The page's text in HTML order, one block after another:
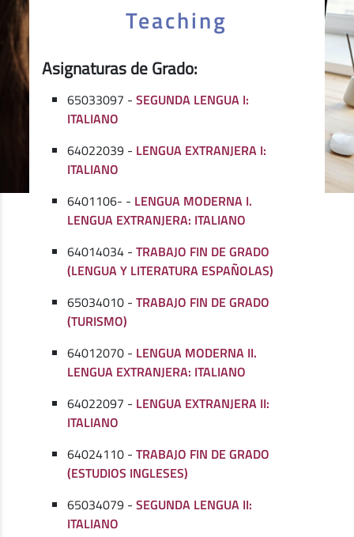
Teaching
Asignaturas de Grado:
65033097 -SEGUNDA LENGUA I:
ITALIANO
64022039 - LENGUA EXTRANJERA I:
ITALIANO
6401106- - LENGUA MODERNA I.
LENGUA EXTRANJERA: ITALIANO
64014034 -TRABAJO FIN DE GRADO
(LENGUA Y LITERATURA ESPAÑOLAS)
65034010 -TRABAJO FIN DE GRADO
(TURISMO)
64012070 - LENGUA MODERNA II.
LENGUA EXTRANJERA: ITALIANO
64022097 - LENGUA EXTRANJERA II:
ITALIANO
64024110 -TRABAJO FIN DE GRADO
(ESTUDIOS INGLESES)
65034079 -SEGUNDA LENGUA II:
ITALIANO